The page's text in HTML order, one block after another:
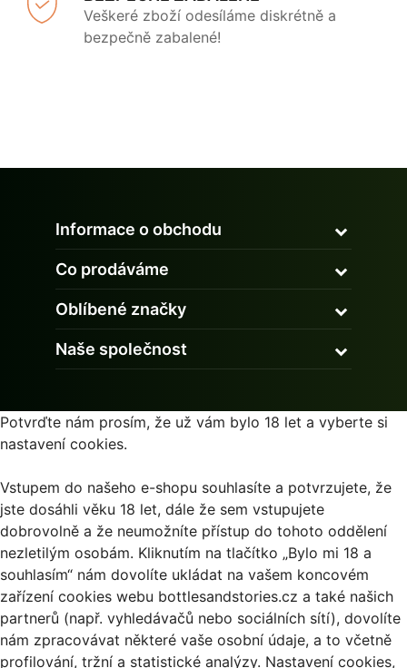
Veškeré zboží odesíláme diskrétně a
bezpečně zabalené!
Informace o obchodu
Co prodáváme
Oblíbené značky
Naše společnost
Potvrďte nám prosím, že už vám bylo 18 let a vyberte si
nastavení cookies.
Vstupem do našeho e-shopu souhlasíte a potvrzujete, že
jste dosáhli věku 18 let, dále že sem vstupujete
dobrovolně a že neumožníte přístup do tohoto oddělení
nezletilým osobám. Kliknutím na tlačítko „Bylo mi 18 a
souhlasím“ nám dovolíte ukládat na vašem koncovém
zařízení cookies webu bottlesandstories.cz a také našich
partnerů (např. vyhledávačů nebo sociálních sítí), dovolíte
nám zpracovávat některé vaše osobní údaje, a to včetně
profilování, tržní a statistické analýzy. Nastavení cookies,